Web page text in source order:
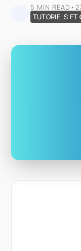
5 MIN READ •
TUTORIELS ET